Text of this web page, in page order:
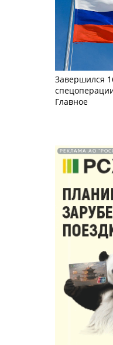
Завершился
Главное
РЕКЛАМА АО